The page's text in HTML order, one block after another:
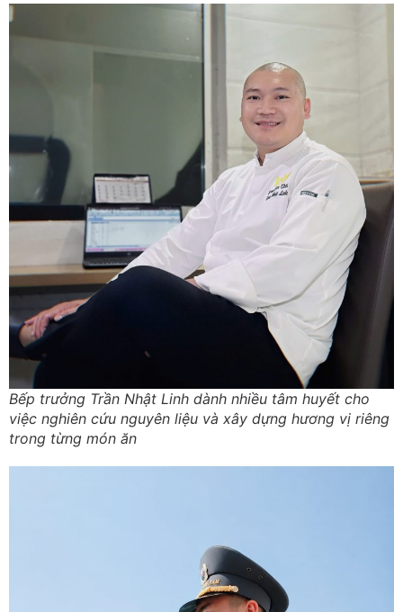
Bếp trưởng Trần Nhật Linh dành nhiều tâm huyết cho
việc nghiên cứu nguyên liệu và xây dựng hương vị riêng
trong từng món ăn